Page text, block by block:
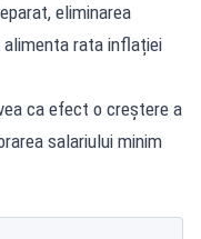
eliminarea
rata inflației
ca efect o creștere a
salariului minim